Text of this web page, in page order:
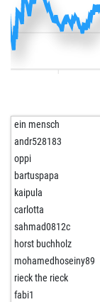
ein mensch
andr528183
oppi
bartuspapa
kaipula
carlotta
sahmad0812c
horst buchholz
mohamedhoseiny89
rieck the rieck
fabi1